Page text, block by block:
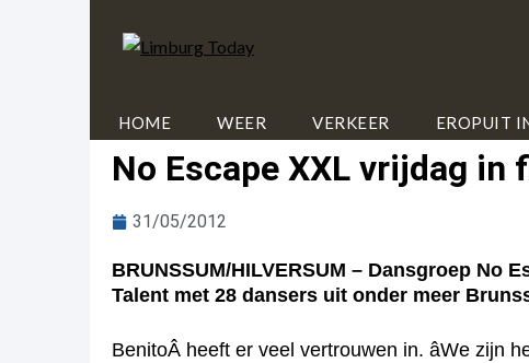
HOME WEER VERKEER EROPUIT
No Escape XXL vrijdag in
31/05/2012
BRUNSSUM/HILVERSUM – Dansgroep No
Talent met 28 dansers uit onder meer
BenitoÂ heeft er veel vertrouwen in. âWe